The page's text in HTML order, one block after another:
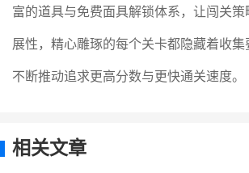
富的道具与免费面具解锁体系，让闯关
展性，精心雕琢的每个关卡都隐藏着收集
不断推动追求更高分数与更快通关速度。
相关文章